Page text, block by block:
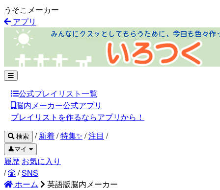
うそこメーカー
アプリ
公式プレイリスト一覧
脳内メーカー公式アプリ
プレイリストを作るならアプリから！
検索 / 新着/特集✨ /注目 /
👤マイ
履歴 お気に入り
/🎲 /SNS
ホーム
英語版脳内メーカー